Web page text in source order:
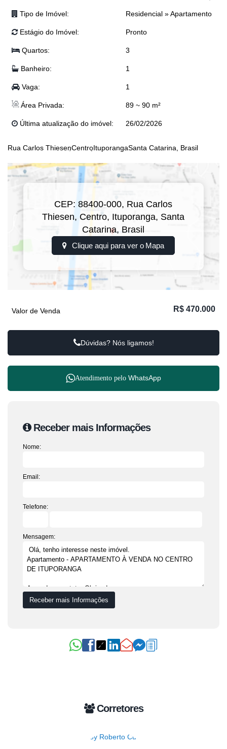
Tipo de Imóvel: Residencial »Apartamento
Estágio do Imóvel: Pronto
Quartos: 3
Banheiro: 1
Vaga: 1
Área Privada: 89 ~ 90 m²
Última atualização do imóvel: 26/02/2026
Rua Carlos ThiesenCentroItuporangaSanta Catarina, Brasil
CEP: 88400-000, Rua Carlos
Thiesen, Centro, Ituporanga, Santa
Catarina, Brasil
Clique aqui para ver o Mapa
R$ 470.000
Valor de Venda
Dúvidas? Nós ligamos!
Atendimento pelo WhatsApp
Receber mais Informações
Nome:
Email:
Telefone:
Mensagem:
Corretores